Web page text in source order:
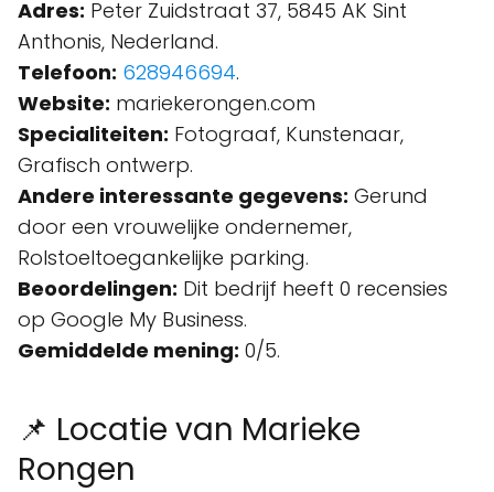
Adres: Peter Zuidstraat 37, 5845 AK Sint
Anthonis, Nederland.
Telefoon: 628946694.
Website: mariekerongen.com
Specialiteiten: Fotograaf, Kunstenaar,
Grafisch ontwerp.
Andere interessante gegevens: Gerund
door een vrouwelijke ondernemer,
Rolstoeltoegankelijke parking.
Beoordelingen: Dit bedrijf heeft 0 recensies
op Google My Business.
Gemiddelde mening: 0/5.
📌 Locatie van Marieke
Rongen